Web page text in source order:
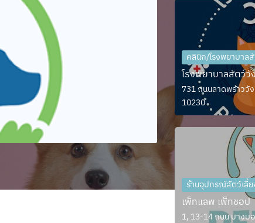
คลินิก/โรงพยาบาล
โรงพยาบาลสัตว์วั
731 ถนนลาดพร้าววั
10230
ร้านอุปกรณ์สัตว์เลี้ย
เพ็ทแลพ เพ็ทชอป
1, 13-14 ถนน บางบ